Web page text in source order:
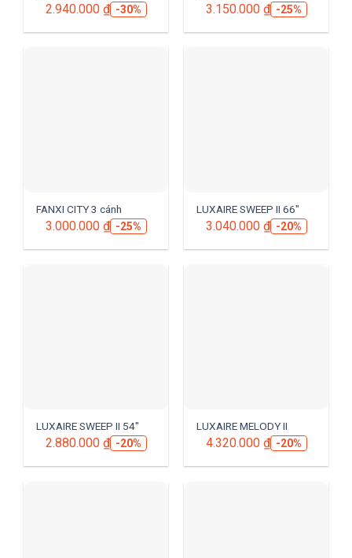
2.940.000 ₫ -30% 3.150.000 ₫ -25%
FANXI CITY 3 cánh
3.000.000 ₫ -25%
LUXAIRE SWEEP II 66″
3.040.000 ₫ -20%
LUXAIRE SWEEP II 54″
2.880.000 ₫ -20%
LUXAIRE MELODY II
4.320.000 ₫ -20%